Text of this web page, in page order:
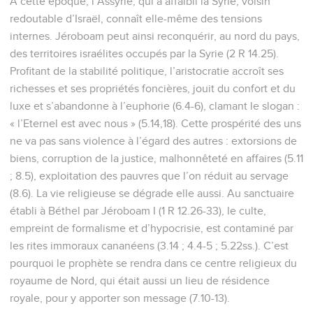
redoutable d’Israël, connaît elle-même des tensions
internes. Jéroboam peut ainsi reconquérir, au nord du pays,
des territoires israélites occupés par la Syrie (2 R 14.25).
Profitant de la stabilité politique, l’aristocratie accroît ses
richesses et ses propriétés foncières, jouit du confort et du
luxe et s’abandonne à l’euphorie (6.4-6), clamant le slogan :
« l’Eternel est avec nous » (5.14,18). Cette prospérité des uns
ne va pas sans violence à l’égard des autres : extorsions de
biens, corruption de la justice, malhonnêteté en affaires (5.11
; 8.5), exploitation des pauvres que l’on réduit au servage
(8.6). La vie religieuse se dégrade elle aussi. Au sanctuaire
établi à Béthel par Jéroboam I (1 R 12.26-33), le culte,
empreint de formalisme et d’hypocrisie, est contaminé par
les rites immoraux cananéens (3.14 ; 4.4-5 ; 5.22ss.). C’est
pourquoi le prophète se rendra dans ce centre religieux du
royaume de Nord, qui était aussi un lieu de résidence
royale, pour y apporter son message (7.10-13).